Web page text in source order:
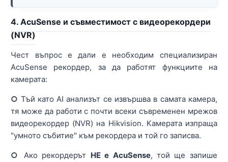
4. AcuSense и съвместимост с видеорекордери
(NVR)
Чест въпрос е дали е необходим специализиран
AcuSense рекордер, за да работят функциите на
камерата:
○ Тъй като AI анализът се извършва в самата камера,
тя може да работи с почти всеки съвременен мрежов
видеорекордер (NVR) на Hikvision. Камерата изпраща
"умното събитие" към рекордера и той го записва.
○ Ако рекордерът НЕ е AcuSense, той ще запише